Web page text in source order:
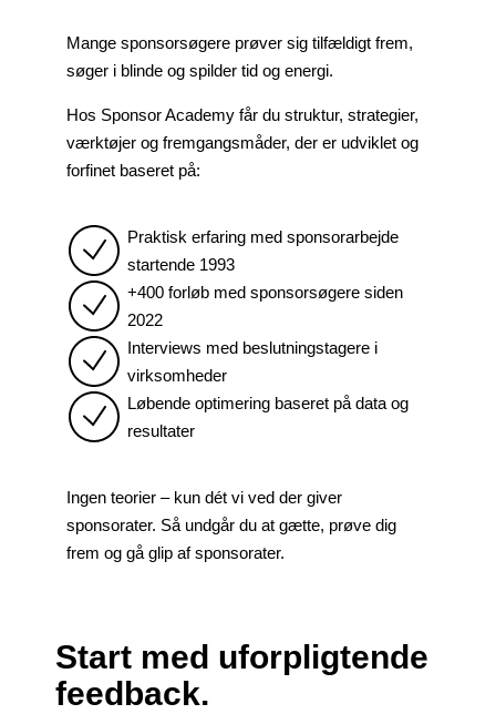
Mange sponsorsøgere prøver sig tilfældigt frem,
søger i blinde og spilder tid og energi.
Hos Sponsor Academy får du struktur, strategier,
værktøjer og fremgangsmåder, der er udviklet og
forfinet baseret på:
Praktisk erfaring med sponsorarbejde
startende 1993
+400 forløb med sponsorsøgere siden
2022
Interviews med beslutningstagere i
virksomheder
Løbende optimering baseret på data og
resultater
Ingen teorier – kun dét vi ved der giver
sponsorater. Så undgår du at gætte, prøve dig
frem og gå glip af sponsorater.
Start med uforpligtende
feedback.